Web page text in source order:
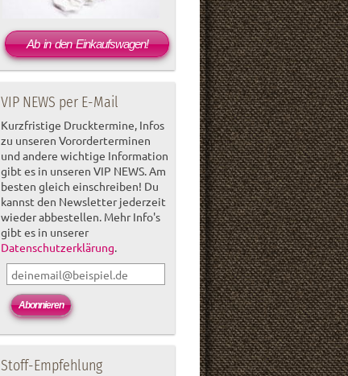
Ab in den Einkaufswagen!
VIP NEWS per E-Mail
Kurzfristige Drucktermine, Infos
zu unseren Vororderterminen
und andere wichtige Information
gibt es in unseren VIP NEWS. Am
besten gleich einschreiben! Du
kannst den Newsletter jederzeit
wieder abbestellen. Mehr Info's
gibt es in unserer
Datenschutzerklärung.
Stoff-Empfehlung